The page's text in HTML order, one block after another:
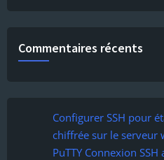
Commentaires récents
Configurer SSH pour
chiffrée sur le serveur
PuTTY Connexion